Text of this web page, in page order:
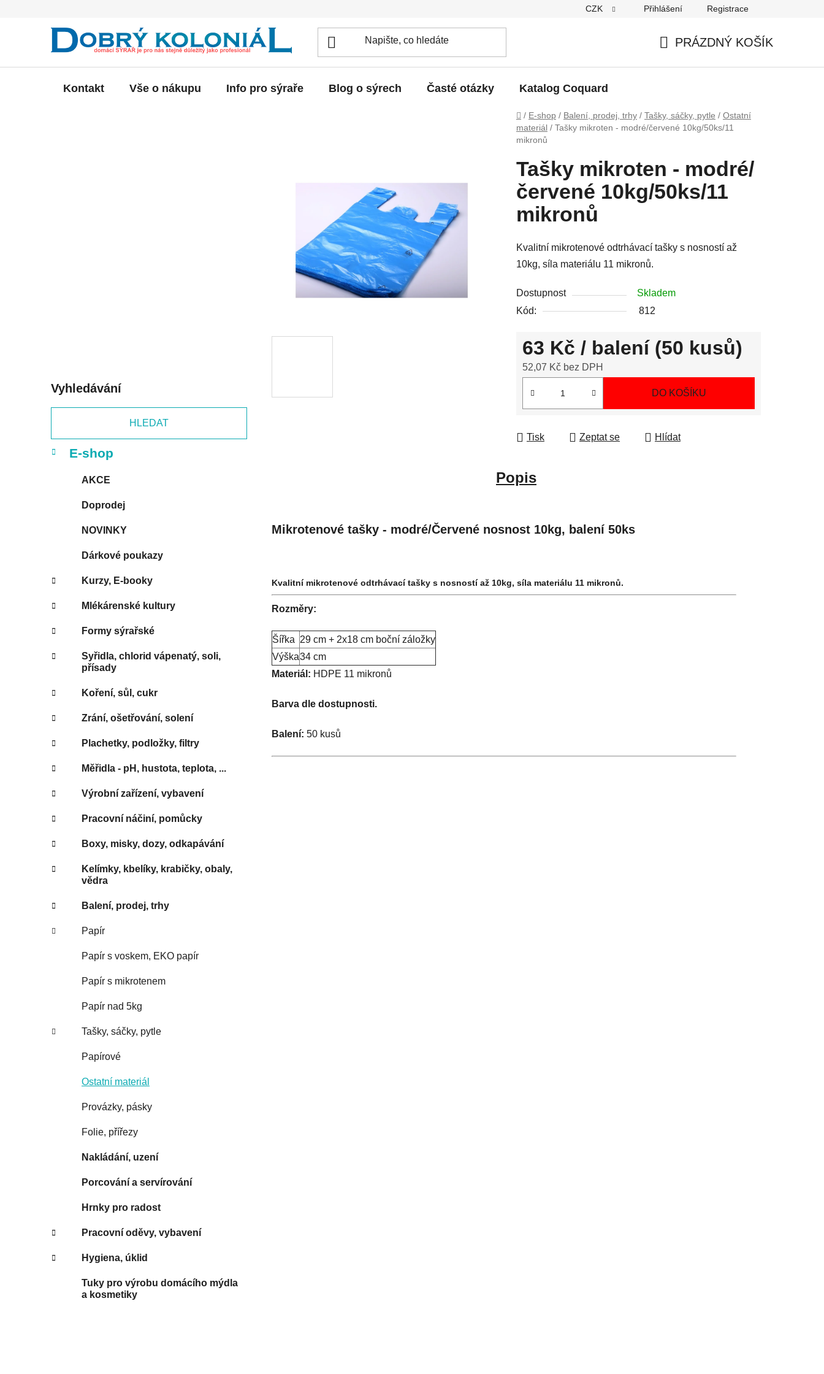
CZK Přihlášení Registrace
PRÁZDNÝ KOŠÍK
Kontakt Vše o nákupu Info pro sýraře Blog o sýrech Časté otázky Katalog Coquard
Domů
/ E-shop / Balení, prodej, trhy / Tašky, sáčky, pytle / Ostatní
materiál / Tašky mikroten - modré/červené 10kg/50ks/11
mikronů
Vyhledávání
HLEDAT
kategorie
K
a
E-shop
AKCE
Doprodej
NOVINKY
Dárkové poukazy
Kurzy, E-booky
Mlékárenské kultury
Formy sýrařské
Syřidla, chlorid vápenatý, soli,
přísady
Koření, sůl, cukr
Zrání, ošetřování, solení
Plachetky, podložky, filtry
Měřidla - pH, hustota, teplota, ...
Výrobní zařízení, vybavení
Pracovní náčiní, pomůcky
Boxy, misky, dozy, odkapávání
Kelímky, kbelíky, krabičky, obaly,
vědra
Balení, prodej, trhy
Papír
Papír s voskem, EKO papír
Papír s mikrotenem
Papír nad 5kg
Tašky, sáčky, pytle
Papírové
Ostatní materiál
Provázky, pásky
Folie, přířezy
Nakládání, uzení
Porcování a servírování
Hrnky pro radost
Pracovní oděvy, vybavení
Hygiena, úklid
Tuky pro výrobu domácího mýdla
a kosmetiky
Tašky mikroten - modré/
červené 10kg/50ks/11
mikronů
Kvalitní mikrotenové odtrhávací tašky s nosností až
10kg, síla materiálu 11 mikronů.
Dostupnost
Skladem
Kód:
812
63 Kč / balení (50 kusů)
52,07 Kč bez DPH
DO KOŠÍKU
Tisk Zeptat se Hlídat
Popis
Mikrotenové tašky - modré/Červené nosnost 10kg, balení 50ks
Kvalitní mikrotenové odtrhávací tašky s nosností až 10kg, síla materiálu 11 mikronů.
Rozměry:
Šířka 29 cm + 2x18 cm boční záložky
Výška34 cm
Materiál: HDPE 11 mikronů
Barva dle dostupnosti.
Balení: 50 kusů